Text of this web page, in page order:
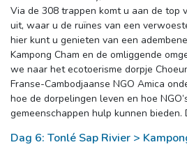
Via de 308 trappen komt u aan de top
uit, waar u de ruïnes van een
hier kunt u genieten van een
Kampong Cham en de omliggende
we naar het ecotoerisme dorpje
Franse-Cambodjaanse NGO Amica
hoe de dorpelingen leven en hoe
gemeenschappen hulp kunnen bieden.
Dag 6: Tonlé Sap Rivier >